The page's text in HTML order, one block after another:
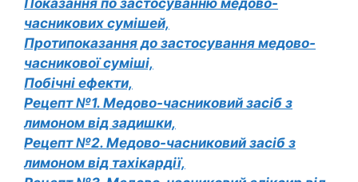
Показання по застосуванню медово-
часникових сумішей,
Протипоказання до застосування медово-
часникової суміші,
Побічні ефекти,
Рецепт №1. Медово-часниковий засіб з
лимоном від задишки,
Рецепт №2. Медово-часниковий засіб з
лимоном від тахікардії,